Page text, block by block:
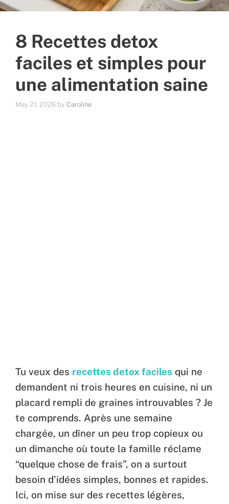
8 Recettes detox
faciles et simples pour
une alimentation saine
May 21, 2026 by Caroline
Tu veux des recettes detox faciles qui ne
demandent ni trois heures en cuisine, ni un
placard rempli de graines introuvables ? Je
te comprends. Après une semaine
chargée, un dîner un peu trop copieux ou
un dimanche où toute la famille réclame
“quelque chose de frais”, on a surtout
besoin d’idées simples, bonnes et rapides.
Ici, on mise sur des recettes légères,